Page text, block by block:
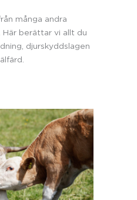
många andra
berättar vi allt du
djurskyddslagen